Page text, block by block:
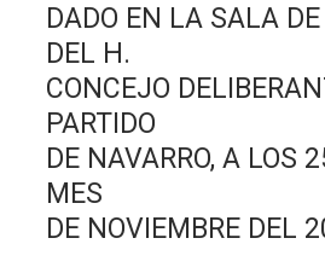
DADO EN LA SALA
DEL H.
CONCEJO
PARTIDO
DE NAVARRO, A LOS
MES
DE NOVIEMBRE DEL